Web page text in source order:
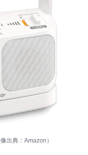
出典：Amazon）